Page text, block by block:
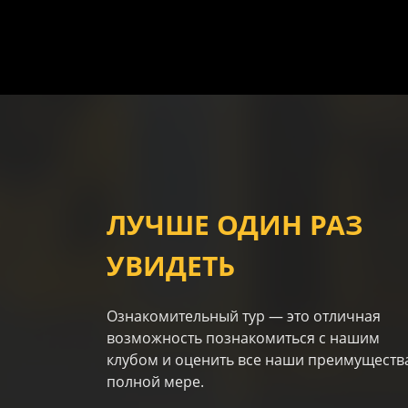
ЛУЧШЕ ОДИН РАЗ
УВИДЕТЬ
Ознакомительный тур — это отличная
возможность познакомиться с нашим
клубом и оценить все наши
полной мере.